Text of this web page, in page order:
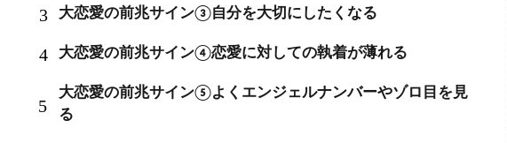
3 大恋愛の前兆サイン③自分を大切にしたくなる
4 大恋愛の前兆サイン④恋愛に対しての執着が薄れる
5
大恋愛の前兆サイン⑤よくエンジェルナンバーやゾロ目を見
る